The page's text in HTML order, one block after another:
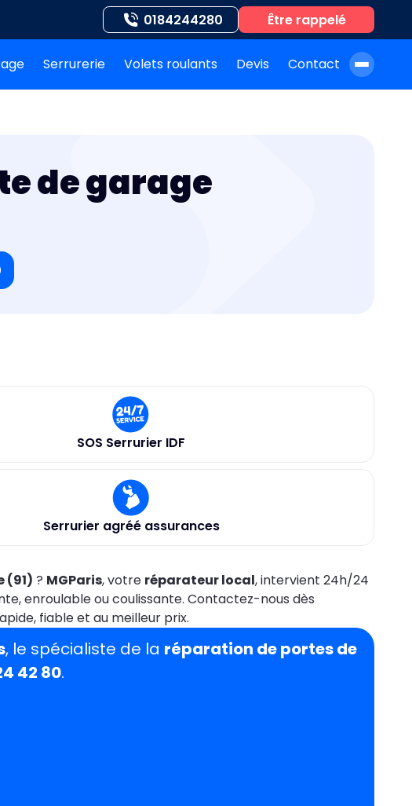
0184244280 Être rappelé
Serrurerie Volets roulants Devis Contact
de garage
SOS Serrurier IDF
Serrurier agréé assurances
(91) ? MGParis, votre réparateur local, intervient 24h/24
enroulable ou coulissante. Contactez-nous dès
fiable et au meilleur prix.
, le spécialiste de la réparation de portes de
42 80.